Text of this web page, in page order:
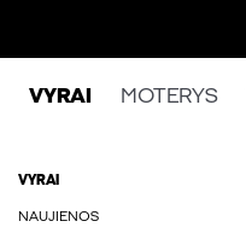
VYRAI MOTERYS
VYRAI
NAUJIENOS